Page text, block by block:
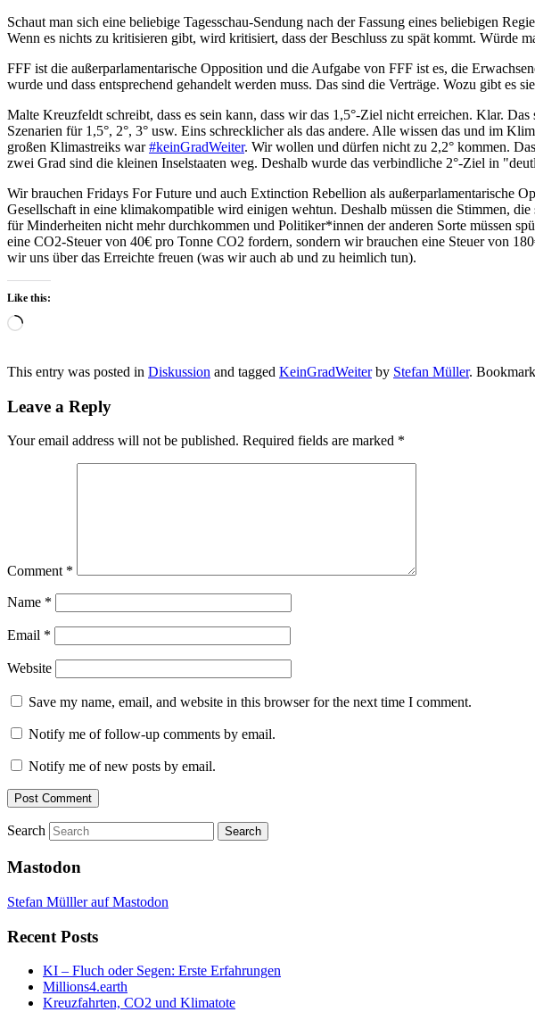
Schaut man sich eine beliebige Tagesschau-Sendung nach der Fassung eines beliebigen
Wenn es nichts zu kritisieren gibt, wird kritisiert, dass der Beschluss zu spät kommt. Würde
FFF ist die außerparlamentarische Opposition und die Aufgabe von FFF ist es, die
wurde und dass entsprechend gehandelt werden muss. Das sind die Verträge. Wozu gibt es
Malte Kreuzfeldt schreibt, dass es sein kann, dass wir das 1,5°-Ziel nicht erreichen. Klar.
Szenarien für 1,5°, 2°, 3° usw. Eins schrecklicher als das andere. Alle wissen das und im
großen Klimastreiks war#keinGradWeiter. Wir wollen und dürfen nicht zu 2,2° kommen.
zwei Grad sind die kleinen Inselstaaten weg. Deshalb wurde das verbindliche 2°-Ziel in
Wir brauchen Fridays For Future und auch Extinction Rebellion als außerparlamentarische
Gesellschaft in eine klimakompatible wird einigen wehtun. Deshalb müssen die Stimmen,
für Minderheiten nicht mehr durchkommen und Politiker*innen der anderen Sorte müssen
eine CO2-Steuer von 40€ pro Tonne CO2 fordern, sondern wir brauchen eine Steuer von
wir uns über das Erreichte freuen (was wir auch ab und zu heimlich tun).
Like this:
Loading…
This entry was posted in Diskussion and tagged KeinGradWeiterby Stefan Müller.
Leave a Reply
Your email address will not be published. Required fields are marked *
Comment *
Name *
Email *
Website
Save my name, email, and website in this browser for the next time I comment.
Notify me of follow-up comments by email.
Notify me of new posts by email.
Search
Mastodon
Stefan Mülller auf Mastodon
Recent Posts
KI – Fluch oder Segen: Erste Erfahrungen
Millions4.earth
Kreuzfahrten, CO2 und Klimatote